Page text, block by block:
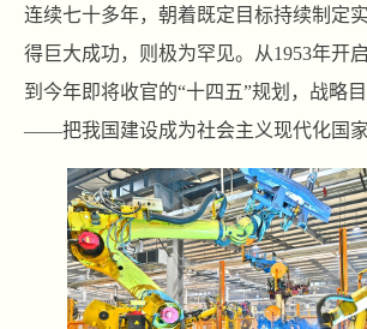
连续七十多年，朝着既定目标持续制定
得巨大成功，则极为罕见。从1953年开启
到今年即将收官的“十四五”规划，战略
——把我国建设成为社会主义现代化国家